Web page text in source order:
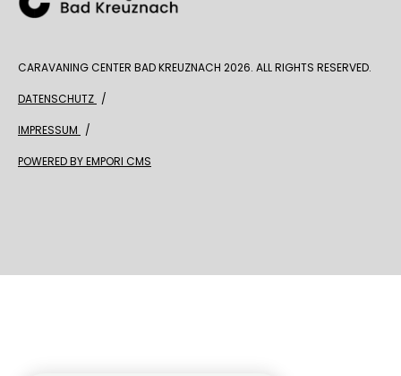
CARAVANING CENTER BAD KREUZNACH 2026. ALL RIGHTS RESERVED.
DATENSCHUTZ
IMPRESSUM
POWERED BY EMPORI CMS